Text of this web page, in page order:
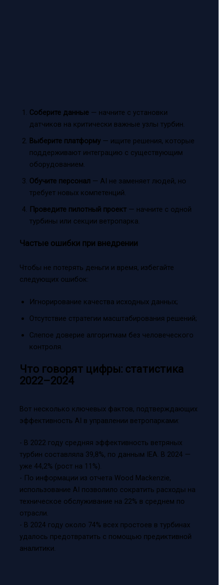
Соберите данные— начните с установки
датчиков на критически важные узлы турбин.
Выберите платформу— ищите решения, которые
поддерживают интеграцию с существующим
оборудованием.
Обучите персонал— AI не заменяет людей, но
требует новых компетенций.
Проведите пилотный проект— начните с одной
турбины или секции ветропарка.
Частые ошибки при внедрении
Чтобы не потерять деньги и время, избегайте
следующих ошибок:
Игнорирование качества исходных данных;
Отсутствие стратегии масштабирования решений;
Слепое доверие алгоритмам без человеческого
контроля.
Что говорят цифры: статистика
2022–2024
Вот несколько ключевых фактов, подтверждающих
эффективность AI в управлении ветропарками:
- В 2022 году средняя эффективность ветряных
турбин составляла 39,8%, по данным IEA. В 2024 —
уже 44,2% (рост на 11%).
- По информации из отчета Wood Mackenzie,
использование AI позволило сократить расходы на
техническое обслуживание на 22% в среднем по
отрасли.
- В 2024 году около 74% всех простоев в турбинах
удалось предотвратить с помощью предиктивной
аналитики.